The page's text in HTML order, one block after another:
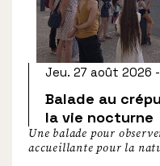
Balade au
la vie nocturne
Jeu. 27 août 2026
Une balade pour
accueillante pour la